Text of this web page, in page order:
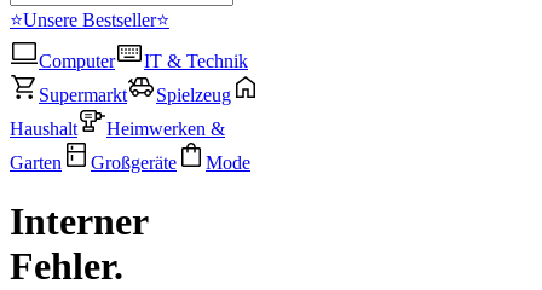
⭐Unsere Bestseller⭐
Computer
IT & Technik
Supermarkt
Spielzeug
Haushalt
Heimwerken &
Garten
Großgeräte Mode
Interner
Fehler.